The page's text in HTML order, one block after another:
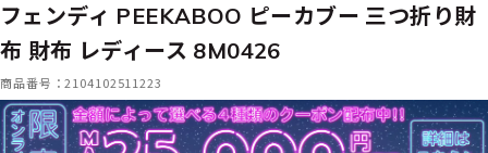
フェンディ PEEKABOO ピーカブー 三つ折り財
布 財布 レディース 8M0426
商品番号：2104102511223